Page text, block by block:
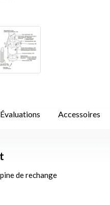
Évaluations Accessoires
de rechange